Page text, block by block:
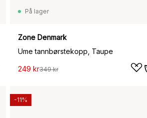
På lager
Zone Denmark
Ume tannbørstekopp, Taupe
249 kr349 kr
-11%